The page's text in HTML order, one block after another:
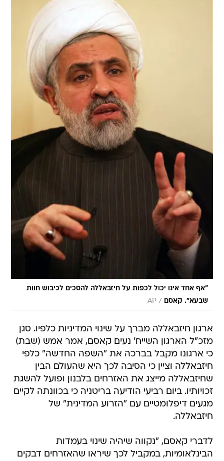
"אף אחד אינו יכול לכפות על חיזבאללה להסכים לכיבוש חוות
שבעא". קאסם
/
AP
ארגון חיזבאללה מברך על שינוי המדיניות כלפיו. סגן
מזכ"ל הארגון השייח' נעים קאסם, אמר אמש (שבת)
כי ארגונו מקבל בברכה את "השפה החדשה" כלפי
חיזבאללה וציין כי הסיבה לכך היא שהעולם הבין
שחיזבאללה מייצג את האזרחים בלבנון ופועל להשגת
זכויותיו. ביום רביעי הודיעה בריטניה כי בכוונתה לקיים
מגעים דיפלומטיים עם "הזרוע המדינית" של
חיזבאללה.
לדברי קאסם, "נקווה שיהיה שינוי בעמדות
הבינלאומיות, במקביל לכך שיראו שהאזרחים דבקים